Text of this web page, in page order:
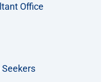
Office